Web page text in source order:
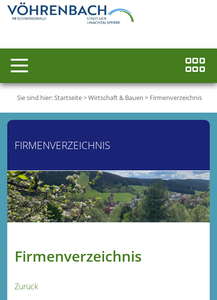
Sie sind hier:Startseite>Wirtschaft & Bauen > Firmenverzeichnis
FIRMENVERZEICHNIS
Firmenverzeichnis
Zurück